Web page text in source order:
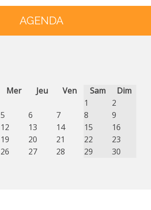
AGENDA
Mer Jeu Ven Sam
Dim
1
2
5 6 7 8
9
12 13 14 15
16
19 20 21 22
23
26 27 28 29
30